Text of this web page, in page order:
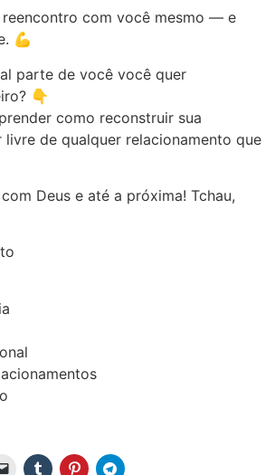
reencontro com você mesmo — e
💪
parte de você você quer
👇
como reconstruir sua
de qualquer relacionamento que
Deus e até a próxima! Tchau,